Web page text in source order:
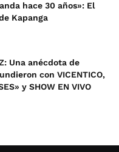
hace 30 años»: El
Kapanga
Una anécdota de
con VICENTICO,
y SHOW EN VIVO